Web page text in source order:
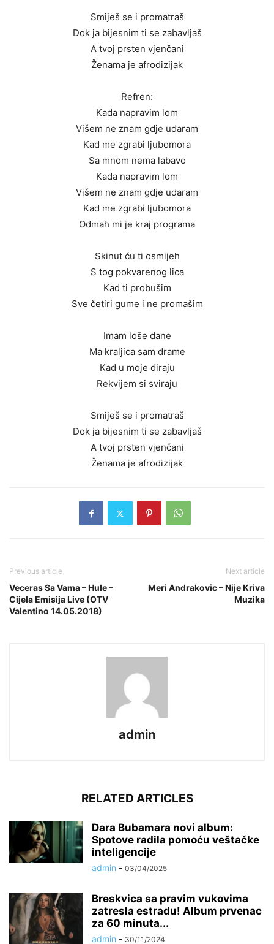
Smiješ se i promatraš
Dok ja bijesnim ti se zabavljaš
A tvoj prsten vjenčani
Ženama je afrodizijak
Refren:
Kada napravim lom
Višem ne znam gdje udaram
Kad me zgrabi ljubomora
Sa mnom nema labavo
Kada napravim lom
Višem ne znam gdje udaram
Kad me zgrabi ljubomora
Odmah mi je kraj programa
Skinut ću ti osmijeh
S tog pokvarenog lica
Kad ti probušim
Sve četiri gume i ne promašim
Imam loše dane
Ma kraljica sam drame
Kad u moje diraju
Rekvijem si sviraju
Smiješ se i promatraš
Dok ja bijesnim ti se zabavljaš
A tvoj prsten vjenčani
Ženama je afrodizijak
Previous article
Veceras Sa Vama – Hule –
Cijela Emisija Live (OTV
Valentino 14.05.2018)
Next article
Meri Andrakovic – Nije Kriva
Muzika
admin
RELATED ARTICLES
Dara Bubamara novi album:
Spotove radila pomoću veštačke
inteligencije
admin - 03/04/2025
Breskvica sa pravim vukovima
zatresla estradu! Album prvenac
za 60 minuta...
admin - 30/11/2024